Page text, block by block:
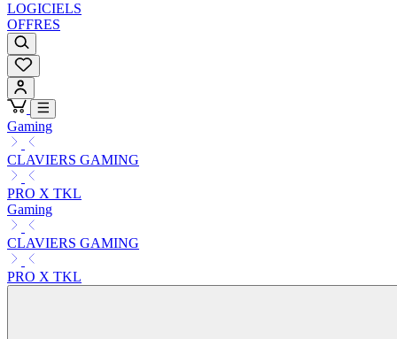
LOGICIELS
OFFRES
Gaming
CLAVIERS GAMING
PRO X TKL
Gaming
CLAVIERS GAMING
PRO X TKL